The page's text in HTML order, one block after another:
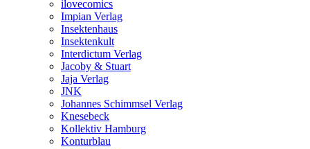
ilovecomics
Impian Verlag
Insektenhaus
Insektenkult
Interdictum Verlag
Jacoby & Stuart
Jaja Verlag
JNK
Johannes Schimmsel Verlag
Knesebeck
Kollektiv Hamburg
Konturblau